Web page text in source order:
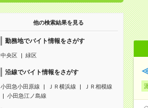
他の検索結果を見る
勤務地でバイト情報をさがす
中央区 緑区
沿線でバイト情報をさがす
小田急小田原線 ＪＲ横浜線
ＪＲ相模線
小田急江ノ島線